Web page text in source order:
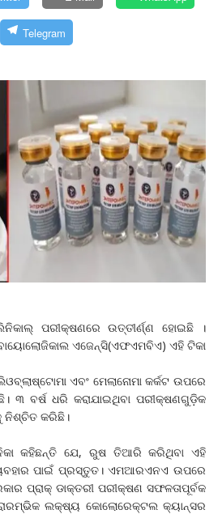
Telegram
ପରୀକ୍ଷଣରେ ଉତ୍ତୀର୍ଣ୍ଣ ହୋଇଛି ।
ଏଜେନ୍ସି(ଏଫଏମବିଏ) ଏହି ଟିକା
ଏବଂ ମେଲାନୋମା କର୍କଟ ଉପରେ
୩ ବର୍ଷ ଧରି କରାଯାଇଥିବା ପରୀକ୍ଷଣଗୁଡ଼ିକ
ନିଶ୍ଚିତ କରିଛି।
କହିଛନ୍ତି ଯେ, ରୁଷ ତିଆରି କରିଥିବା ଏହି
ପାଇଁ ପ୍ରସ୍ତୁତ। ଏମଆରଏନଏ ଉପରେ
ପ୍ରାକ୍‌ ଡାକ୍ତରୀ ପରୀକ୍ଷଣ ସଫଳତାପୂର୍ବକ
ଲକ୍ଷ୍ୟ କୋଲୋରେକ୍ଟଲ କ୍ୟାନ୍ସର